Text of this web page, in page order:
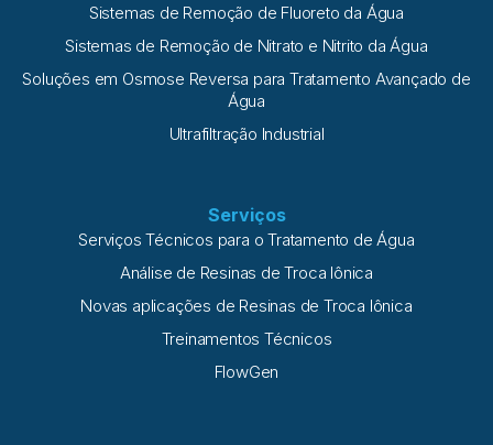
Sistemas de Remoção de Fluoreto da Água
Sistemas de Remoção de Nitrato e Nitrito da Água
Soluções em Osmose Reversa para Tratamento Avançado de
Água
Ultrafiltração Industrial
Serviços
Serviços Técnicos para o Tratamento de Água
Análise de Resinas de Troca Iônica
Novas aplicações de Resinas de Troca Iônica
Treinamentos Técnicos
FlowGen